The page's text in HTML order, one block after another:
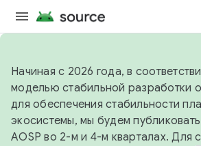
Начиная с 2026 года, в
моделью стабильной разработки
для обеспечения стабильности
экосистемы, мы будем
AOSP во 2-м и 4-м кварталах. Для